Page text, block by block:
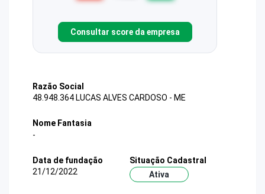
Consultar score da empresa
Razão Social
48.948.364 LUCAS ALVES CARDOSO - ME
Nome Fantasia
-
Data de fundação
21/12/2022
Situação Cadastral
Ativa